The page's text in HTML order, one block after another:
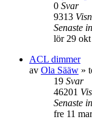
0 Svar
9313
Senaste
lör 29
ACL dimmer
av Ola Sääw »
19 Svar
46201
Senaste
fre 11